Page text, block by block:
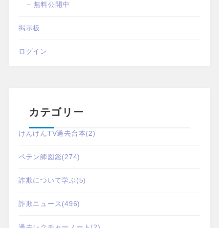
無料公開中
掲示板
ログイン
カテゴリー
けんけんTV過去台本(2)
ペテン師図鑑(274)
詐欺について学ぶ(5)
詐欺ニュース(496)